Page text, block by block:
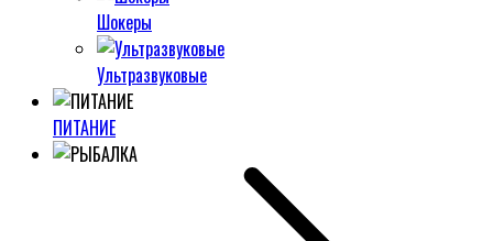
Шокеры
Ультразвуковые
ПИТАНИЕ